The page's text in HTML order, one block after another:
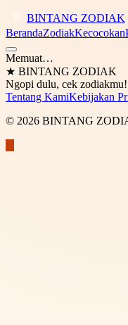
BINTANG ZODIAK
BerandaZodiakKecocokan
Memuat…
★ BINTANG ZODIAK
Ngopi dulu, cek zodiakmu!
Tentang KamiKebijakan
© 2026 BINTANG